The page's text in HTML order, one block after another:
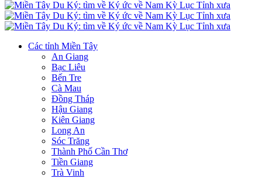
Các tỉnh Miền Tây
An Giang
Bạc Liêu
Bến Tre
Cà Mau
Đồng Tháp
Hậu Giang
Kiên Giang
Long An
Sóc Trăng
Thành Phố Cần Thơ
Tiền Giang
Trà Vinh